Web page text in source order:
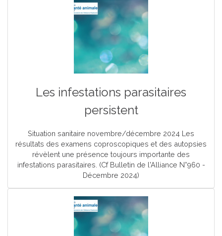
Les infestations parasitaires
persistent
Situation sanitaire novembre/décembre 2024 Les
résultats des examens coproscopiques et des autopsies
révèlent une présence toujours importante des
infestations parasitaires. (Cf Bulletin de l'Alliance N°960 -
Décembre 2024)